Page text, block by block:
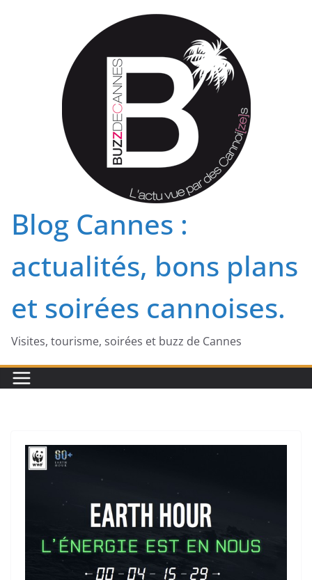
Blog Cannes :
actualités, bons plans
et soirées cannoises.
Visites, tourisme, soirées et buzz de Cannes